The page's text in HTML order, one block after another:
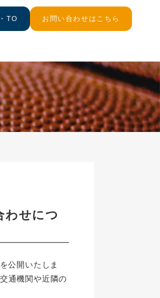
TO お問い合わせはこちら
わせにつ
公開いたしま
通機関や近隣の